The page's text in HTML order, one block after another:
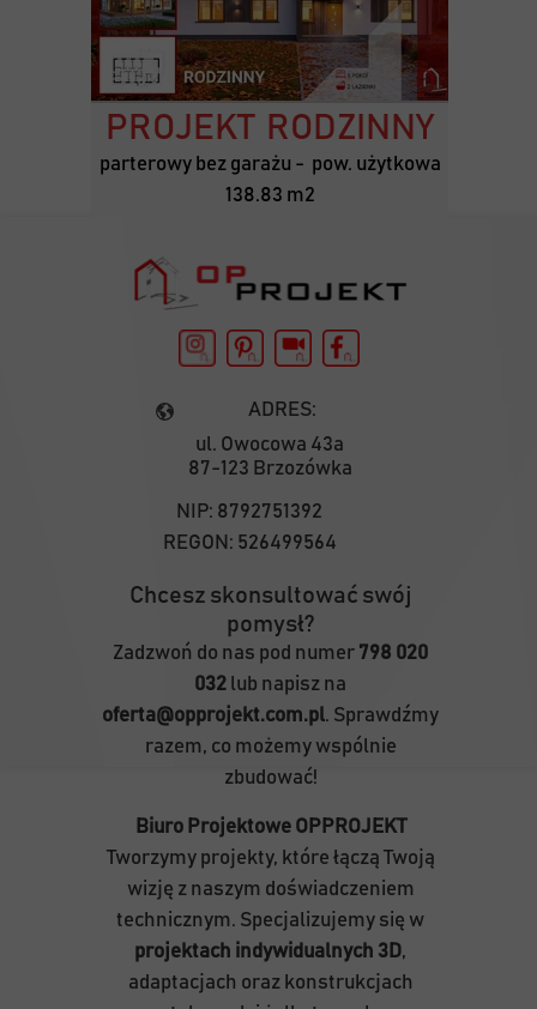
PROJEKT RODZINNY
parterowy bez garażu - pow. użytkowa
138.83 m2
NIP: 8792751392
REGON: 526499564
Biuro Projektowe OPPROJEKT
Tworzymy projekty, które łączą Twoją
wizję z naszym doświadczeniem
technicznym. Specjalizujemy się w
projektach indywidualnych 3D,
adaptacjach oraz konstrukcjach
Chcesz skonsultować swój
pomysł?
Zadzwoń do nas pod numer 798 020
032 lub napisz na
oferta@opprojekt.com.pl. Sprawdźmy
razem, co możemy wspólnie
zbudować!
ADRES:
ul. Owocowa 43a
87-123 Brzozówka